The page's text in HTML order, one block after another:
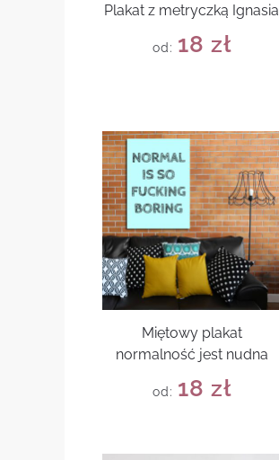
Plakat z metryczką Ignasia
od: 18 zł
Miętowy plakat
normalność jest nudna
od: 18 zł